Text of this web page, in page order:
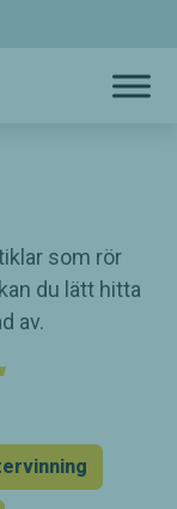
som rör
du lätt hitta
av.